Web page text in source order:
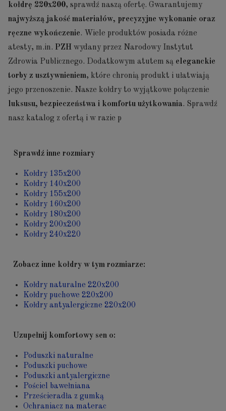
kołdrę 220x200, sprawdź naszą ofertę. Gwarantujemy
najwyższą jakość materiałów, precyzyjne wykonanie oraz
ręczne wykończenie. Wiele produktów posiada różne
atesty, m.in. PZH wydany przez Narodowy Instytut
Zdrowia Publicznego. Dodatkowym atutem są eleganckie
torby z usztywnieniem, które chronią produkt i ułatwiają
jego przenoszenie. Nasze kołdry to wyjątkowe połączenie
luksusu, bezpieczeństwa i komfortu użytkowania. Sprawdź
nasz katalog z ofertą i w razie p
Sprawdź inne rozmiary
Kołdry 135x200
Kołdry 140x200
Kołdry 155x200
Kołdry 160x200
Kołdry 180x200
Kołdry 200x200
Kołdry 240x220
Zobacz inne kołdry w tym rozmiarze:
Kołdry naturalne 220x200
Kołdry puchowe 220x200
Kołdry antyalergiczne 220x200
Uzupełnij komfortowy sen o:
Poduszki naturalne
Poduszki puchowe
Poduszki antyalergiczne
Pościel bawełniana
Prześcieradła z gumką
Ochraniacz na materac